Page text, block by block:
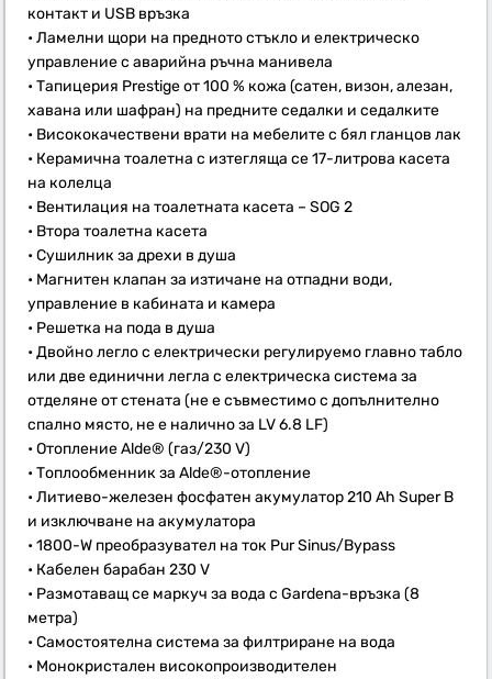
контакт и USB връзка
• Ламелни щори на предното стъкло и електрическо
управление с аварийна ръчна манивела
• Тапицерия Prestige от 100 % кожа (сатен, визон, алезан,
хавана или шафран) на предните седалки и седалките
• Висококачествени врати на мебелите с бял гланцов лак
• Керамична тоалетна с изтегляща се 17-литрова касета
на колелца
• Вентилация на тоалетната касета – SOG 2
• Втора тоалетна касета
• Сушилник за дрехи в душа
• Магнитен клапан за изтичане на отпадни води,
управление в кабината и камера
• Решетка на пода в душа
• Двойно легло с електрически регулируемо главно табло
или две единични легла с електрическа система за
отделяне от стената (не е съвместимо с допълнително
спално място, не е налично за LV 6.8 LF)
• Отопление Alde® (газ/230 V)
• Топлообменник за Alde®-отопление
• Литиево-железен фосфатен акумулатор 210 Ah Super B
и изключване на акумулатора
• 1800-W преобразувател на ток Pur Sinus/Bypass
• Кабелен барабан 230 V
• Размотаващ се маркуч за вода с Gardena-връзка (8
метра)
• Самостоятелна система за филтриране на вода
• Монокристален високопроизводителен